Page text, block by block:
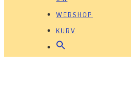
WEBSHOP
KURV